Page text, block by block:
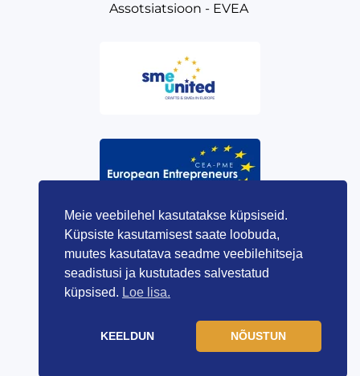
Assotsiatsioon - EVEA
Meie veebilehel kasutatakse küpsiseid.
Küpsiste kasutamisest saate loobuda,
muutes kasutatava seadme veebilehitseja
seadistusi ja kustutades salvestatud
küpsised. Loe lisa.
KEELDUN NÕUSTUN